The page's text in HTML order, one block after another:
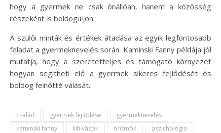
hogy a gyermek ne csak önállóan, hanem a közösség
részeként is boldoguljon.
A szülői minták és értékek átadása az egyik legfontosabb
feladat a gyermeknevelés során. Kaminski Fanny példája jól
mutatja, hogy a szeretetteljes és támogató környezet
hogyan segítheti elő a gyermek sikeres fejlődését és
boldog felnőtté válását.
család gyermek fejlődése
gyermeknevelés
kaminski fanny
kihívások örömök
pszichológia